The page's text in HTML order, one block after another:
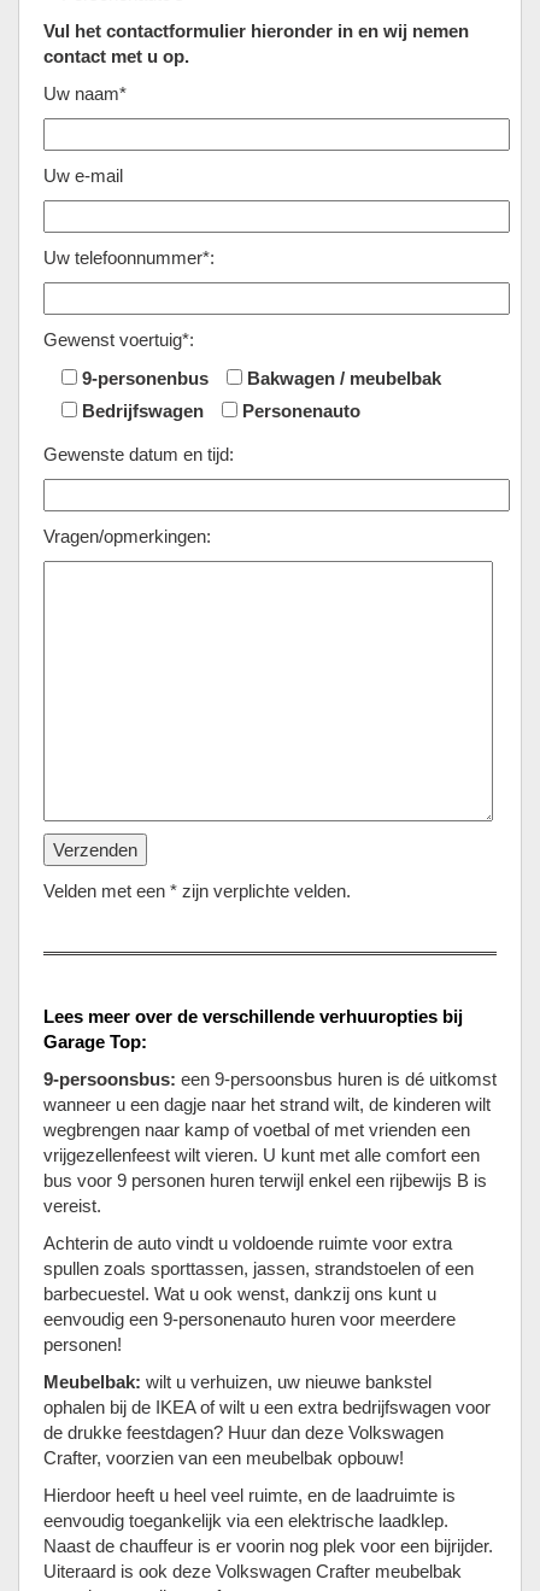
Vul het contactformulier hieronder in en wij nemen
contact met u op.
Uw naam*
Uw e-mail
Uw telefoonnummer*:
Gewenst voertuig*:
9-personenbus
Bakwagen / meubelbak
Bedrijfswagen
Personenauto
Gewenste datum en tijd:
Vragen/opmerkingen:
Velden met een * zijn verplichte velden.
Lees meer over de verschillende verhuuropties bij
Garage Top:
9-persoonsbus: een 9-persoonsbus huren is dé uitkomst
wanneer u een dagje naar het strand wilt, de kinderen wilt
wegbrengen naar kamp of voetbal of met vrienden een
vrijgezellenfeest wilt vieren. U kunt met alle comfort een
bus voor 9 personen huren terwijl enkel een rijbewijs B is
vereist.
Achterin de auto vindt u voldoende ruimte voor extra
spullen zoals sporttassen, jassen, strandstoelen of een
barbecuestel. Wat u ook wenst, dankzij ons kunt u
eenvoudig een 9-personenauto huren voor meerdere
personen!
Meubelbak: wilt u verhuizen, uw nieuwe bankstel
ophalen bij de IKEA of wilt u een extra bedrijfswagen voor
de drukke feestdagen? Huur dan deze Volkswagen
Crafter, voorzien van een meubelbak opbouw!
Hierdoor heeft u heel veel ruimte, en de laadruimte is
eenvoudig toegankelijk via een elektrische laadklep.
Naast de chauffeur is er voorin nog plek voor een bijrijder.
Uiteraard is ook deze Volkswagen Crafter meubelbak